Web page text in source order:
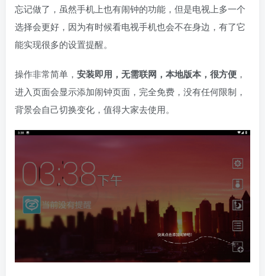
忘记做了，虽然手机上也有闹钟的功能，但是电视上多一个
选择会更好，因为有时候看电视手机也会不在身边，有了它
能实现很多的设置提醒。
操作非常简单， 安装即用，无需联网，本地版本，很方便 ，
进入页面会显示添加闹钟页面，完全免费，没有任何限制，
背景会自己切换变化，值得大家去使用。